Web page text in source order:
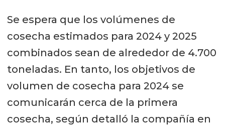
Se espera que los volúmenes de
cosecha estimados para 2024 y 2025
combinados sean de alrededor de 4.700
toneladas. En tanto, los objetivos de
volumen de cosecha para 2024 se
comunicarán cerca de la primera
cosecha, según detalló la compañía en